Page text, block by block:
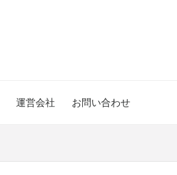
運営会社 お問い合わせ